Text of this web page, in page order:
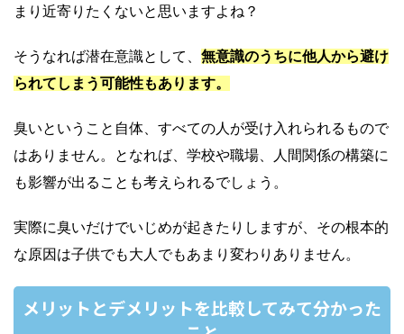
まり近寄りたくないと思いますよね？
そうなれば潜在意識として、 無意識のうちに他人から避け
られてしまう可能性もあります。
臭いということ自体、すべての人が受け入れられるもので
はありません。となれば、学校や職場、人間関係の構築に
も影響が出ることも考えられるでしょう。
実際に臭いだけでいじめが起きたりしますが、その根本的
な原因は子供でも大人でもあまり変わりありません。
メリットとデメリットを比較してみて分かった